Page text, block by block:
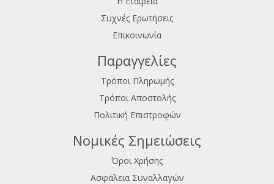
Συχνές Ερωτήσεις
Επικοινωνία
Παραγγελίες
Τρόποι Πληρωμής
Τρόποι Αποστολής
Πολιτική Επιστροφών
Νομικές Σημειώσεις
Όροι Χρήσης
Ασφάλεια Συναλλαγών